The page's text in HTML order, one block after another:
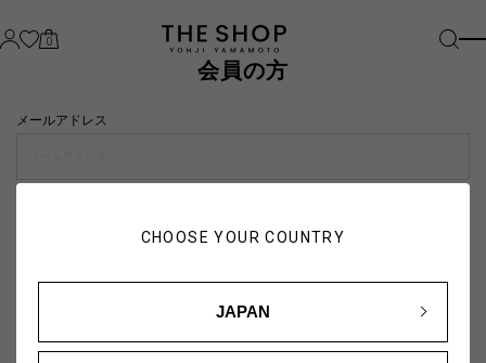
CHOOSE YOUR COUNTRY
JAPAN
0
会員の方
メールアドレス